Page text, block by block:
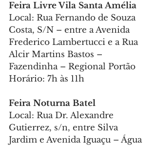
Feira Livre Vila Santa Amélia
Local: Rua Fernando de Souza
Costa, S/N – entre a Avenida
Frederico Lambertucci e a Rua
Alcir Martins Bastos –
Fazendinha – Regional Portão
Horário: 7h às 11h
Feira Noturna Batel
Local: Rua Dr. Alexandre
Gutierrez, s/n, entre Silva
Jardim e Avenida Iguaçu – Água